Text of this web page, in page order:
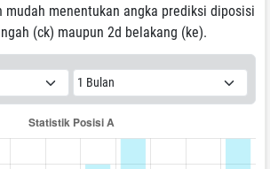
menentukan angka prediksi diposisi
(ck) maupun 2d belakang (ke).